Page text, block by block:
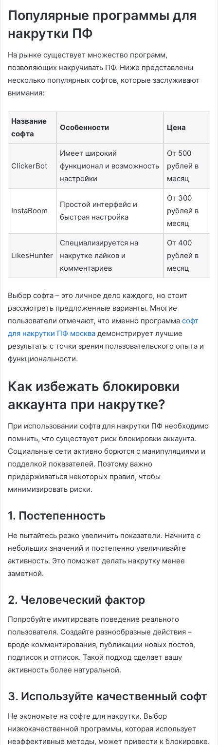
Популярные программы для
накрутки ПФ
На рынке существует множество программ,
позволяющих накручивать ПФ. Ниже представлены
несколько популярных софтов, которые заслуживают
внимания:
Название
софта
Особенности Цена
ClickerBot
Имеет широкий
функционал и возможность
настройки
От 500
рублей в
месяц
InstaBoom
Простой интерфейс и
быстрая настройка
От 300
рублей в
месяц
LikesHunter
Специализируется на
накрутке лайков и
комментариев
От 400
рублей в
месяц
Выбор софта – это личное дело каждого, но стоит
рассмотреть предложенные варианты. Многие
пользователи отмечают, что именно программа софт
для накрутки ПФ москва демонстрирует лучшие
результаты с точки зрения пользовательского опыта и
функциональности.
Как избежать блокировки
аккаунта при накрутке?
При использовании софта для накрутки ПФ необходимо
помнить, что существует риск блокировки аккаунта.
Социальные сети активно борются с манипуляциями и
подделкой показателей. Поэтому важно
придерживаться некоторых правил, чтобы
минимизировать риски.
1. Постепенность
Не пытайтесь резко увеличить показатели. Начните с
небольших значений и постепенно увеличивайте
активность. Это поможет делать накрутку менее
заметной.
2. Человеческий фактор
Попробуйте имитировать поведение реального
пользователя. Создайте разнообразные действия –
вроде комментирования, публикации новых постов,
подписок и отписок. Такой подход сделает вашу
активность более натуральной.
3. Используйте качественный софт
Не экономьте на софте для накрутки. Выбор
низкокачественной программы, которая использует
неэффективные методы, может привести к блокировке.